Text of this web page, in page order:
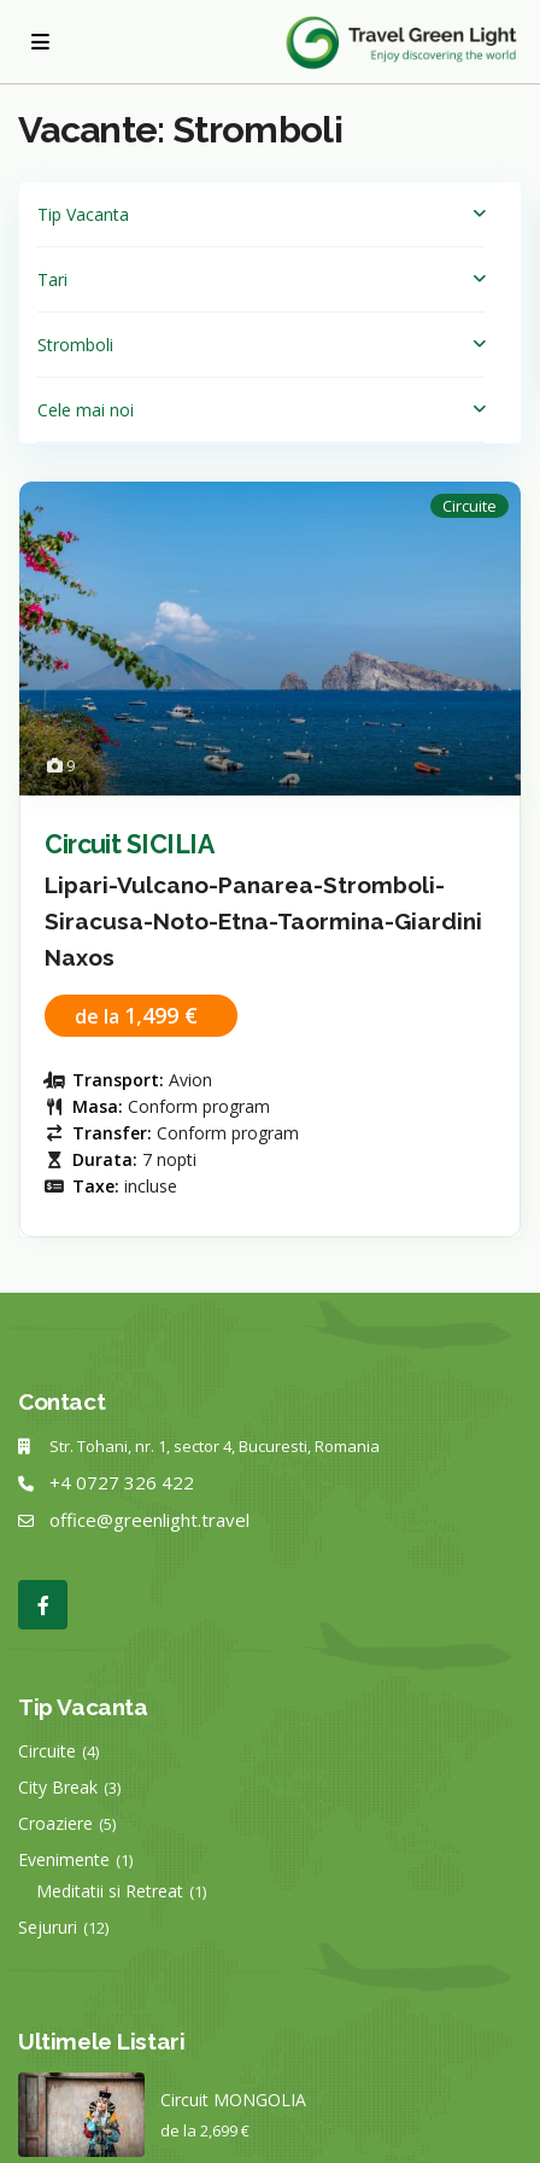
Acasa
Vacante: Stromboli
Tip Vacanta
Tari
Stromboli
Cele mai noi
9
Circuite
Circuit SICILIA
Lipari-Vulcano-Panarea-Stromboli-
Siracusa-Noto-Etna-Taormina-Giardini
Naxos
de la 1,499 €
Transport: Avion
Masa: Conform program
Transfer: Conform program
Durata: 7 nopti
Taxe: incluse
Contact
Str. Tohani, nr. 1, sector 4, Bucuresti, Romania
+4 0727 326 422
office@greenlight.travel
Tip Vacanta
Circuite (4)
City Break (3)
Croaziere (5)
Evenimente (1)
Meditatii si Retreat (1)
Sejururi (12)
Ultimele Listari
Circuit MONGOLIA
de la2,699 €